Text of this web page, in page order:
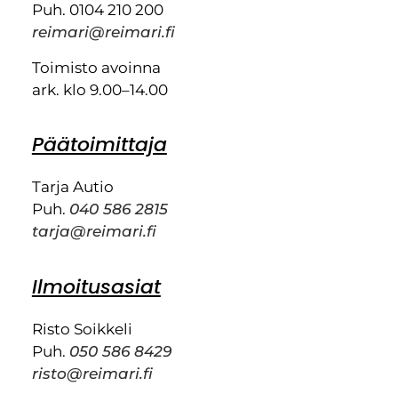
Puh. 0104 210 200
reimari@reimari.fi
Toimisto avoinna
ark. klo 9.00–14.00
Päätoimittaja
Tarja Autio
Puh. 040 586 2815
tarja@reimari.fi
Ilmoitusasiat
Risto Soikkeli
Puh. 050 586 8429
risto@reimari.fi